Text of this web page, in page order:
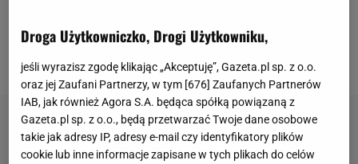
arbitra spotkania, a świadkowie wydarzenia nie
zdołali temu zapobiec.
Droga Użytkowniczko, Drogi Użytkowniku,
jeśli wyrazisz zgodę klikając „Akceptuję”, Gazeta.pl sp. z o.o.
oraz jej Zaufani Partnerzy, w tym [676] Zaufanych Partnerów
IAB, jak również Agora S.A. będąca spółką powiązaną z
Gazeta.pl sp. z o.o., będą przetwarzać Twoje dane osobowe
takie jak adresy IP, adresy e-mail czy identyfikatory plików
cookie lub inne informacje zapisane w tych plikach do celów